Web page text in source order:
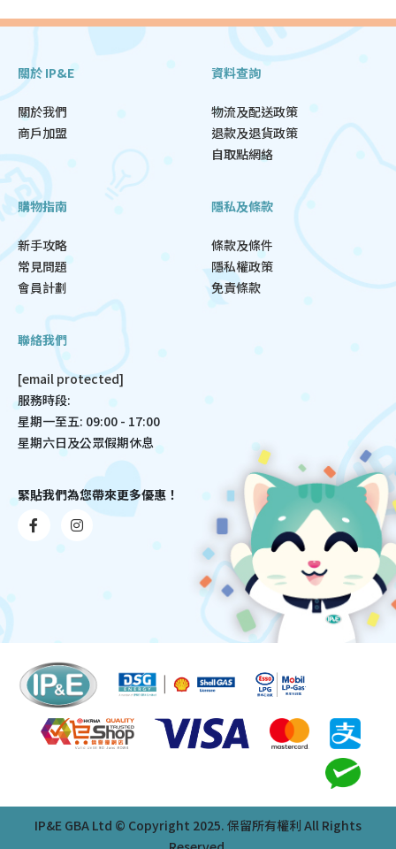
關於 IP&E
關於我們
商戶加盟
資料查詢
物流及配送政策
退款及退貨政策
自取點網絡
購物指南
新手攻略
常見問題
會員計劃
隱私及條款
條款及條件
隱私權政策
免責條款
聯絡我們
[email protected]
服務時段:
星期一至五: 09:00 - 17:00
星期六日及公眾假期休息
緊貼我們為您帶來更多優惠！
IP&E GBA Ltd © Copyright 2025. 保留所有權利 All Rights